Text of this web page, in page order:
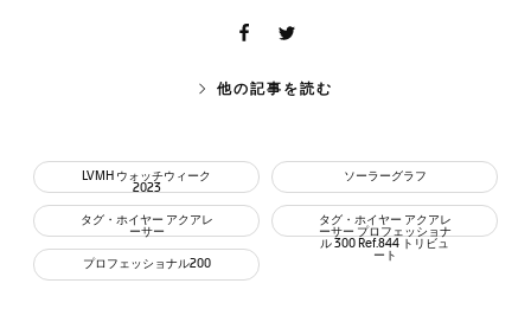
他の記事を読む
LVMH ウォッチウィーク
2023
ソーラーグラフ
タグ・ホイヤー アクアレ
ーサー
タグ・ホイヤー アクアレ
ーサー プロフェッショナ
ル 300 Ref.844 トリビュ
ート
プロフェッショナル200